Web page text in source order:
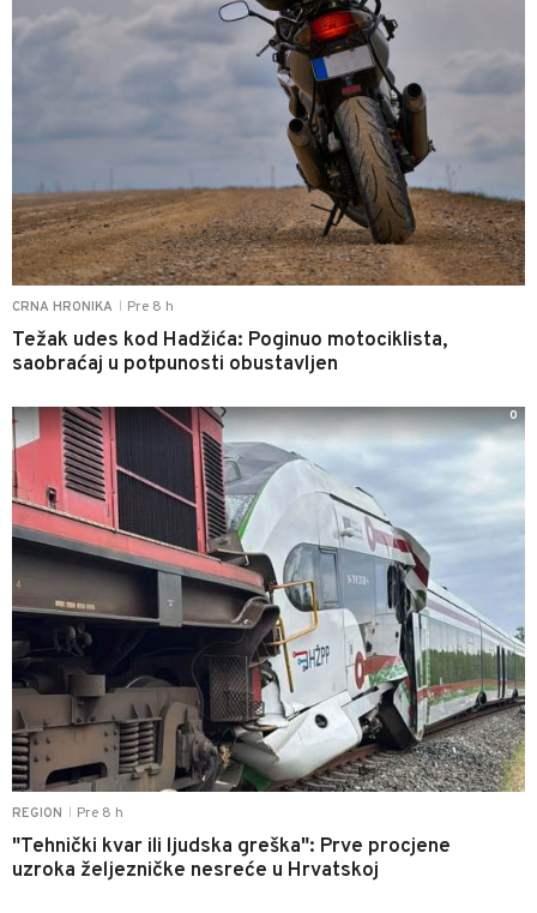
CRNA HRONIKA Pre 8 h
Težak udes kod Hadžića: Poginuo motociklista,
saobraćaj u potpunosti obustavljen
REGION Pre 8 h
"Tehnički kvar ili ljudska greška": Prve procjene
uzroka željezničke nesreće u Hrvatskoj
0